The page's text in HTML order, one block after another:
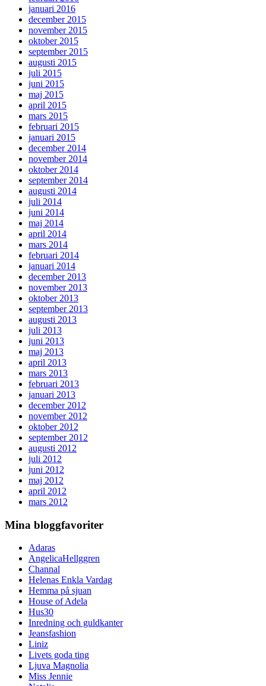
januari 2016
december 2015
november 2015
oktober 2015
september 2015
augusti 2015
juli 2015
juni 2015
maj 2015
april 2015
mars 2015
februari 2015
januari 2015
december 2014
november 2014
oktober 2014
september 2014
augusti 2014
juli 2014
juni 2014
maj 2014
april 2014
mars 2014
februari 2014
januari 2014
december 2013
november 2013
oktober 2013
september 2013
augusti 2013
juli 2013
juni 2013
maj 2013
april 2013
mars 2013
februari 2013
januari 2013
december 2012
november 2012
oktober 2012
september 2012
augusti 2012
juli 2012
juni 2012
maj 2012
april 2012
mars 2012
Mina bloggfavoriter
Adaras
AngelicaHellggren
Channal
Helenas Enkla Vardag
Hemma på sjuan
House of Adela
Hus30
Inredning och guldkanter
Jeansfashion
Liniz
Livets goda ting
Ljuva Magnolia
Miss Jennie